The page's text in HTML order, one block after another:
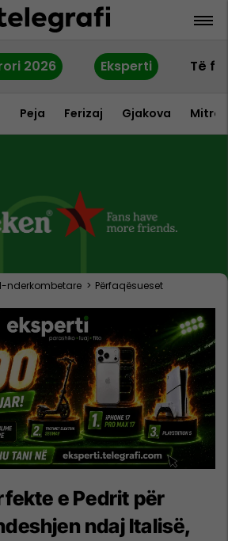
2026 Eksperti Të
Peja Ferizaj Gjakova
nderkombetare > Përfaqësueset
e Pedrit për
ndaj Italisë,